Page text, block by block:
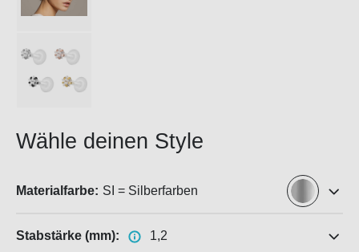
Wähle deinen Style
Materialfarbe: SI = Silberfarben
Stabstärke (mm): 1,2